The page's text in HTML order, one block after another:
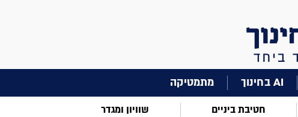
AI בחינוך מתמטיקה
חטיבת ביניים שוויון ומגדר